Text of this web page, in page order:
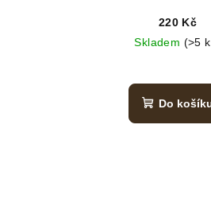
220 Kč
Skladem (>5
Do